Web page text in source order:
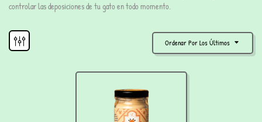
controlar las deposiciones de tu gato en todo momento.
Ordenar Por Los Últimos